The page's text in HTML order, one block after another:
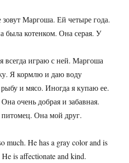
Маргоша. Ей четыре года.
была котенком. Она серая. У
всегда играю с ней. Маргоша
Я кормлю и даю воду
и мясо. Иногда я купаю ее.
очень добрая и забавная.
Она мой друг.
much. He has a gray color and is
is affectionate and kind.